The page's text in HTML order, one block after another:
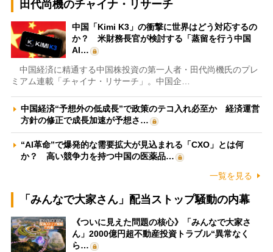
田代尚機のチャイナ・リサーチ
中国「Kimi K3」の衝撃に世界はどう対応するの
か？ 米財務長官が検討する「蒸留を行う中国
AI…
中国経済に精通する中国株投資の第一人者・田代尚機氏のプレ
ミアム連載「チャイナ・リサーチ」。中国企…
中国経済“予想外の低成長”で政策のテコ入れ必至か 経済運営
方針の修正で成長加速が予想さ…
“AI革命”で爆発的な需要拡大が見込まれる「CXO」とは何
か？ 高い競争力を持つ中国の医薬品…
一覧を見る
「みんなで大家さん」配当ストップ騒動の内幕
《ついに見えた問題の核心》「みんなで大家さ
ん」2000億円超不動産投資トラブル“異常なく
ら…